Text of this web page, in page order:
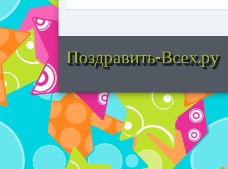
Поздравить-Всех.ру